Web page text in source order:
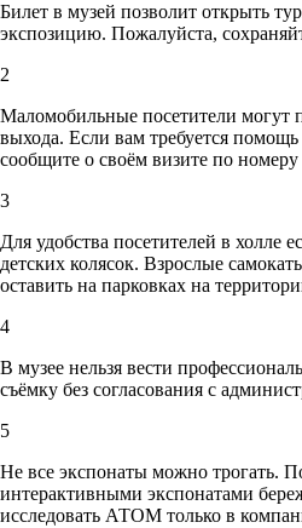
Билет в музей позволит открыть
экспозицию. Пожалуйста,
2
Маломобильные посетители могут
выхода. Если вам требуется
сообщите о своём визите по номеру
3
Для удобства посетителей в холле
детских колясок. Взрослые
оставить на парковках на
4
В музее нельзя вести
съёмку без согласования с
5
Не все экспонаты можно трогать.
интерактивными экспонатами
исследовать АТОМ только в